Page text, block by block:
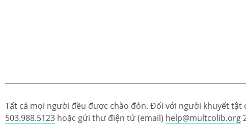
Tất cả mọi người đều được chào đón. Đối với người khuyết tật
503.988.5123 hoặc gửi thư điện tử (email) help@multcolib.org